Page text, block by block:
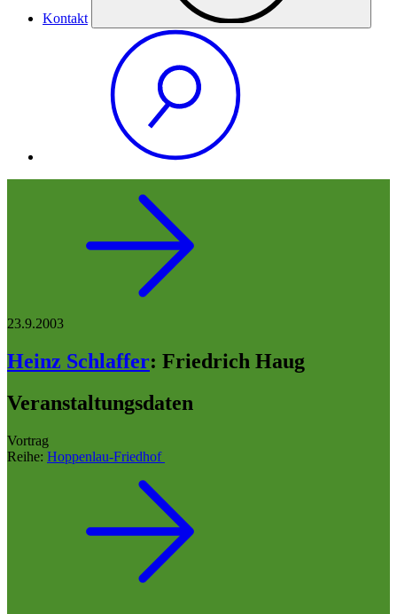
Kontakt
23.9.2003
Heinz Schlaffer: Friedrich Haug
Veranstaltungsdaten
Vortrag
Reihe: Hoppenlau-Friedhof